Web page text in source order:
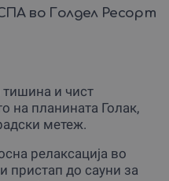
во Голдел Ресорт
и чист
на планината Голак,
метеж.
релаксација во
пристап до сауни за